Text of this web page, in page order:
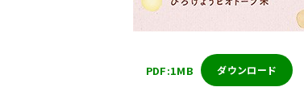
PDF:1MB ダウンロード